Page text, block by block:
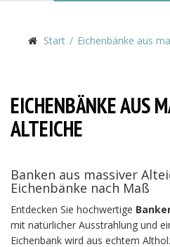
Start Eichenbänke aus
EICHENBÄNKE AUS
ALTEICHE
Banken aus massiver
Eichenbänke nach Maß
Entdecken Sie hochwertige
mit natürlicher Ausstrahlung und
Eichenbank wird aus echtem